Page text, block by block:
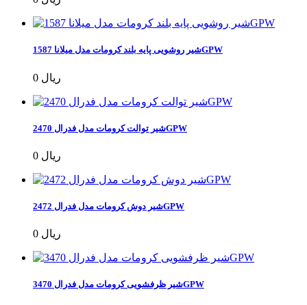
شیر روشویی پایه بلند کرومات مدل میلانا 1587GPW
0 ریال
شیر توالت کرومات مدل فدرال 2470GPW
0 ریال
شیر دوش کرومات مدل فدرال 2472GPW
0 ریال
شیر ظرفشویی کرومات مدل فدرال 3470GPW